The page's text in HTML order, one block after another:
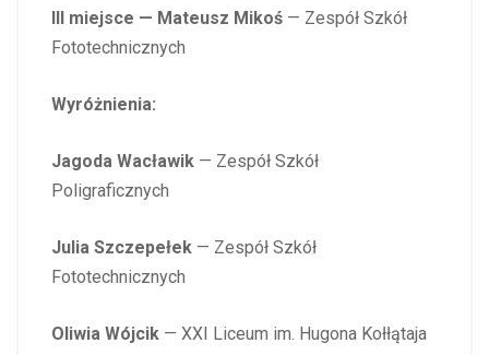
III miejsce — Mateusz Mikoś — Zespół Szkół
Fototechnicznych
Wyróżnienia:
Jagoda Wacławik — Zespół Szkół
Poligraficznych
Julia Szczepełek — Zespół Szkół
Fototechnicznych
Oliwia Wójcik — XXI Liceum im. Hugona Kołłątaja